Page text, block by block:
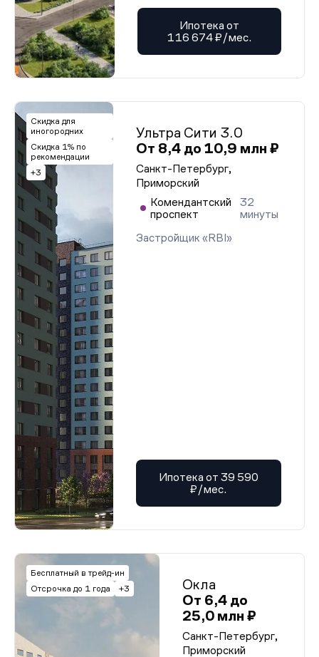
Ипотека от
116 674 ₽/мес.
Скидка для
иногородних
Скидка 1% по
рекомендации
+3
Ультра Сити 3.0
От 8,4 до 10,9 млн ₽
Санкт-Петербург,
Приморский
Комендантский
проспект
32
минуты
Застройщик «RBI»
Ипотека от 39 590
₽/мес.
Бесплатный в трейд-ин
Отсрочка до 1 года
+3
Окла
От 6,4 до
25,0 млн ₽
Санкт-Петербург,
Приморский